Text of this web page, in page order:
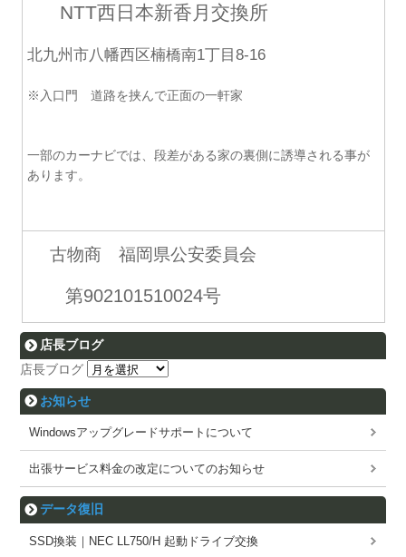
NTT西日本新香月交換所
北九州市八幡西区楠橋南1丁目8-16
※入口門 道路を挟んで正面の一軒家
一部のカーナビでは、段差がある家の裏側に誘導される事が
あります。
古物商 福岡県公安委員会
第902101510024号
店長ブログ
店長ブログ
お知らせ
Windowsアップグレードサポートについて
出張サービス料金の改定についてのお知らせ
データ復旧
SSD換装｜NEC LL750/H 起動ドライブ交換